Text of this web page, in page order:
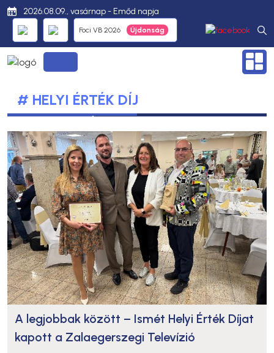
2026.08.09., vasárnap - Emőd napja
Foci VB 2026
# HELYI ÉRTÉK DÍJ
A legjobbak között – Ismét Helyi Érték Díjat
kapott a Zalaegerszegi Televízió